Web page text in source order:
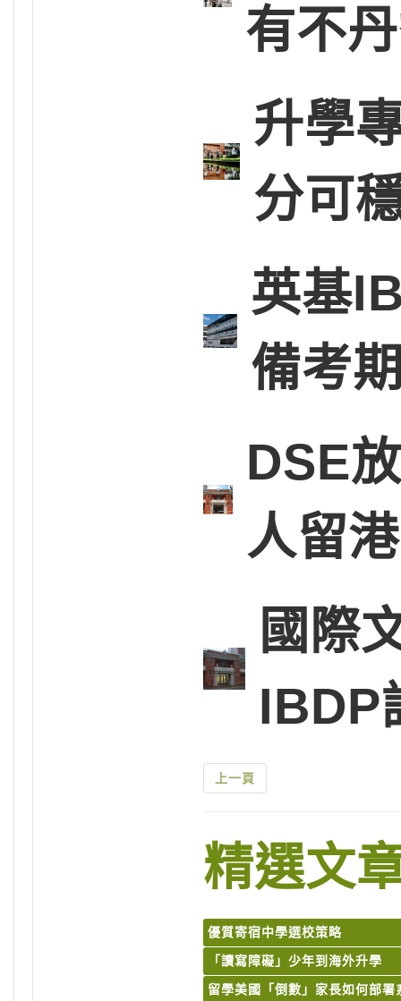
有不
升學
分可
英基
備考
DSE
人留
國際
IBDP
上一頁
精選文
優質寄宿中學選校策略
「讀寫障礙」少年到海外升學
留學美國「倒數」家長如何部署